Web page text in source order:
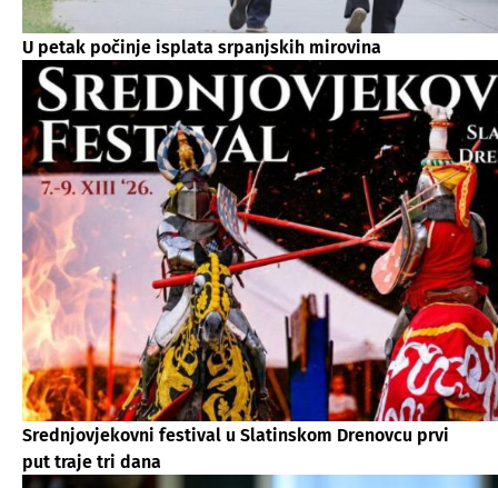
U petak počinje isplata srpanjskih mirovina
Srednjovjekovni festival u Slatinskom Drenovcu prvi
put traje tri dana